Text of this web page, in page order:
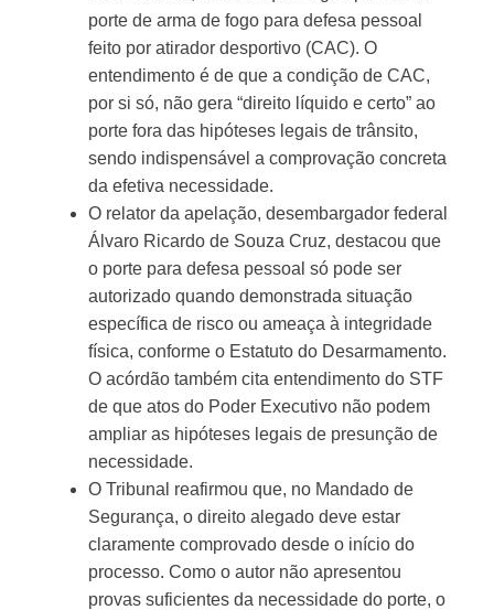
porte de arma de fogo para defesa pessoal
feito por atirador desportivo (CAC). O
entendimento é de que a condição de CAC,
por si só, não gera “direito líquido e certo” ao
porte fora das hipóteses legais de trânsito,
sendo indispensável a comprovação concreta
da efetiva necessidade.
O relator da apelação, desembargador federal
Álvaro Ricardo de Souza Cruz, destacou que
o porte para defesa pessoal só pode ser
autorizado quando demonstrada situação
específica de risco ou ameaça à integridade
física, conforme o Estatuto do Desarmamento.
O acórdão também cita entendimento do STF
de que atos do Poder Executivo não podem
ampliar as hipóteses legais de presunção de
necessidade.
O Tribunal reafirmou que, no Mandado de
Segurança, o direito alegado deve estar
claramente comprovado desde o início do
processo. Como o autor não apresentou
provas suficientes da necessidade do porte, o